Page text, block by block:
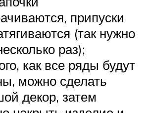
припуски
(так нужно
раз);
как все ряды будут
можно сделать
декор, затем